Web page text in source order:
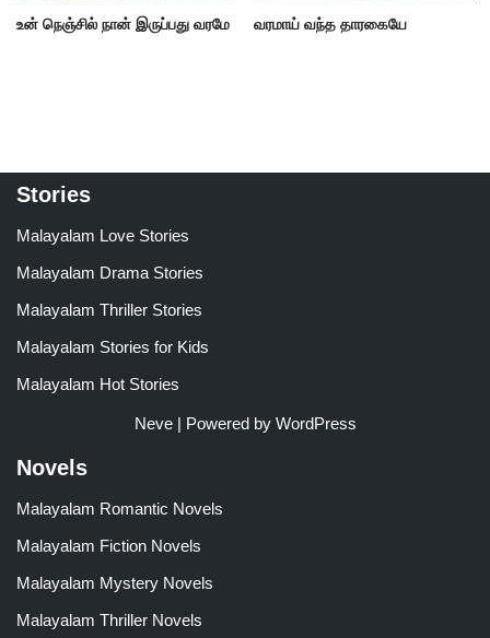
உன் நெஞ்சில் நான் இருப்பது வரமே வரமாய் வந்த தாரகையே
Stories
Malayalam Love Stories
Malayalam Drama Stories
Malayalam Thriller Stories
Malayalam Stories for Kids
Malayalam Hot Stories
Neve| Powered by WordPress
Novels
Malayalam Romantic Novels
Malayalam Fiction Novels
Malayalam Mystery Novels
Malayalam Thriller Novels